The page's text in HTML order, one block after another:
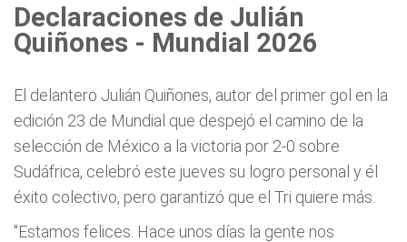
Declaraciones de Julián
Quiñones - Mundial 2026
El delantero Julián Quiñones, autor del primer gol en la
edición 23 de Mundial que despejó el camino de la
selección de México a la victoria por 2-0 sobre
Sudáfrica, celebró este jueves su logro personal y él
éxito colectivo, pero garantizó que el Tri quiere más.
"Estamos felices. Hace unos días la gente nos